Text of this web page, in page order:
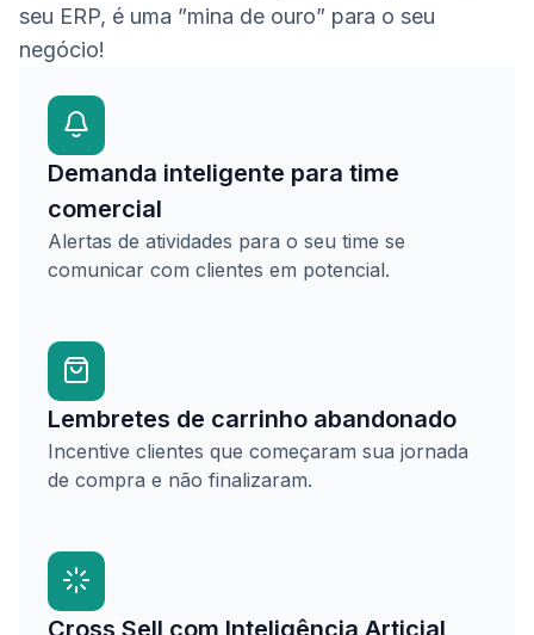
seu ERP, é uma ”mina de ouro” para o seu
negócio!
Demanda inteligente para time
comercial
Alertas de atividades para o seu time se
comunicar com clientes em potencial.
Lembretes de carrinho abandonado
Incentive clientes que começaram sua jornada
de compra e não finalizaram.
Cross Sell com Inteligência Articial